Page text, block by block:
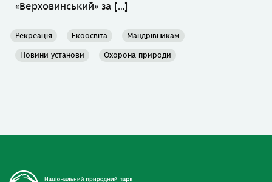
«Верховинський» за […]
Рекреація Екоосвіта Мандрівникам
Новини установи Охорона природи